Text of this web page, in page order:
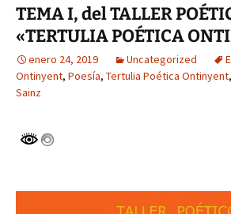
TEMA I, del TALLER
«TERTULIA POÉTICA
enero 24, 2019 Uncategorized
Ontinyent, Poesía, Tertulia Poética Ontinyent,
Sainz